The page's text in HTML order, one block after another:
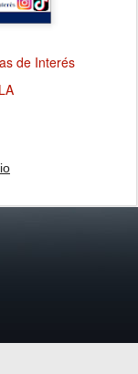
de Interés